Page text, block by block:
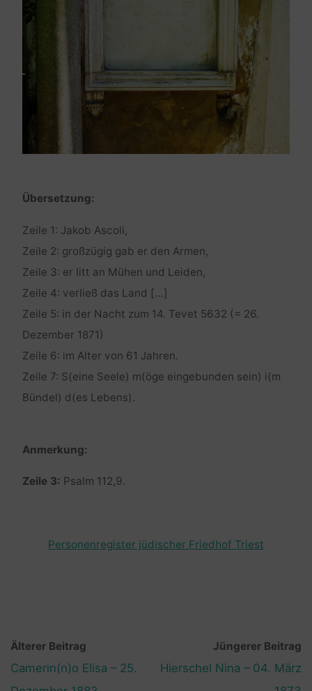
Übersetzung:
Zeile 1: Jakob Ascoli,
Zeile 2: großzügig gab er den Armen,
Zeile 3: er litt an Mühen und Leiden,
Zeile 4: verließ das Land […]
Zeile 5: in der Nacht zum 14. Tevet 5632 (= 26.
Dezember 1871)
Zeile 6: im Alter von 61 Jahren.
Zeile 7: S(eine Seele) m(öge eingebunden sein) i(m
Bündel) d(es Lebens).
Anmerkung:
Zeile 3: Psalm 112,9.
Personenregister jüdischer Friedhof Triest
Älterer Beitrag
Camerin(n)o Elisa – 25.
Jüngerer Beitrag
Hierschel Nina – 04. März